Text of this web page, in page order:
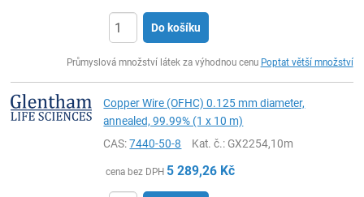
Do košíku
Průmyslová množství látek za výhodnou cenu Poptat větší množství
Copper Wire (OFHC) 0.125 mm diameter,
annealed, 99.99% (1 x 10 m)
CAS:7440-50-8 Kat. č.: GX2254,10m
cena bez DPH 5 289,26 Kč